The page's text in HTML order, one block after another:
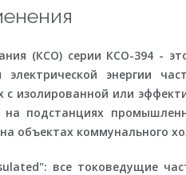
(КСО) серии КСО-394 -
электрической энергии
с изолированной или
на подстанциях
объектах коммунального
все токоведущие